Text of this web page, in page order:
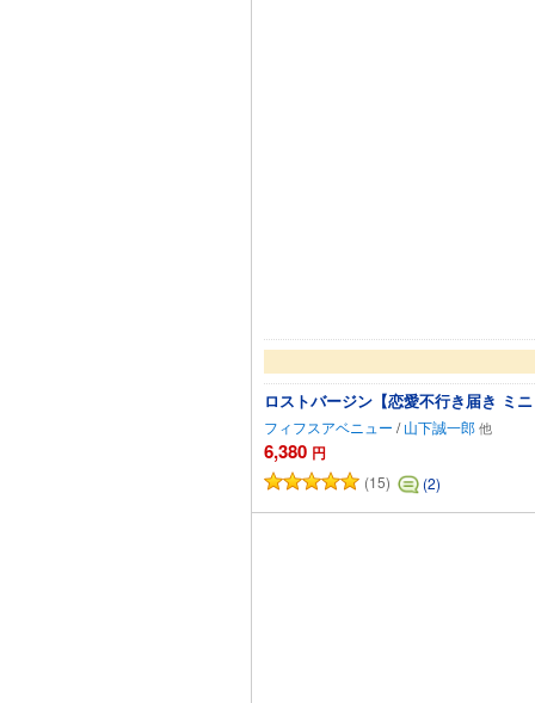
ロストバージン【恋愛不行き届き ミ
フィフスアベニュー / 山下誠一郎
6,380 円
(15) (2)